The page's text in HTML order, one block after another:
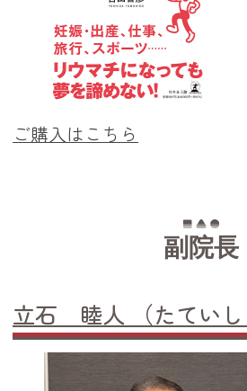
ご購入はこちら
副院長
立石 睦人 （たていし